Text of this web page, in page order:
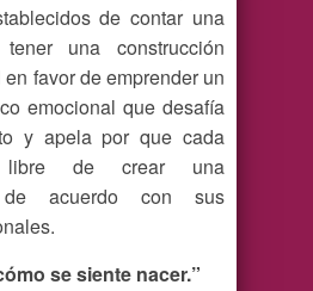
de contar una
una construcción
favor de emprender un
emocional que desafía
y apela por que cada
libre de crear una
de acuerdo con sus
se siente nacer.”